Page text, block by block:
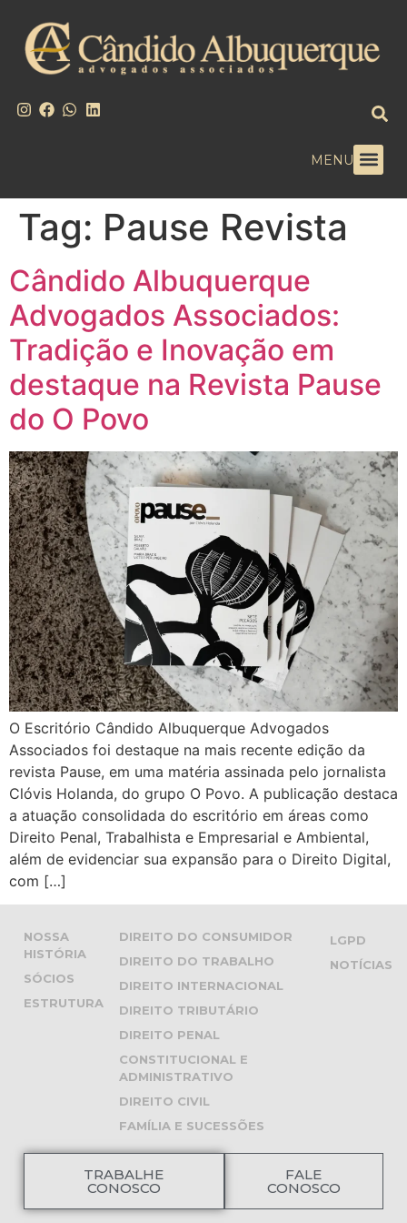
MENU
Tag: Pause Revista
Cândido Albuquerque
Advogados Associados:
Tradição e Inovação em
destaque na Revista Pause
do O Povo
O Escritório Cândido Albuquerque Advogados
Associados foi destaque na mais recente edição da
revista Pause, em uma matéria assinada pelo jornalista
Clóvis Holanda, do grupo O Povo. A publicação destaca
a atuação consolidada do escritório em áreas como
Direito Penal, Trabalhista e Empresarial e Ambiental,
além de evidenciar sua expansão para o Direito Digital,
com […]
NOSSA
HISTÓRIA
SÓCIOS
ESTRUTURA
DIREITO DO CONSUMIDOR
DIREITO DO TRABALHO
DIREITO INTERNACIONAL
DIREITO TRIBUTÁRIO
DIREITO PENAL
CONSTITUCIONAL E
ADMINISTRATIVO
DIREITO CIVIL
FAMÍLIA E SUCESSÕES
LGPD
NOTÍCIAS
TRABALHE
CONOSCO
FALE
CONOSCO